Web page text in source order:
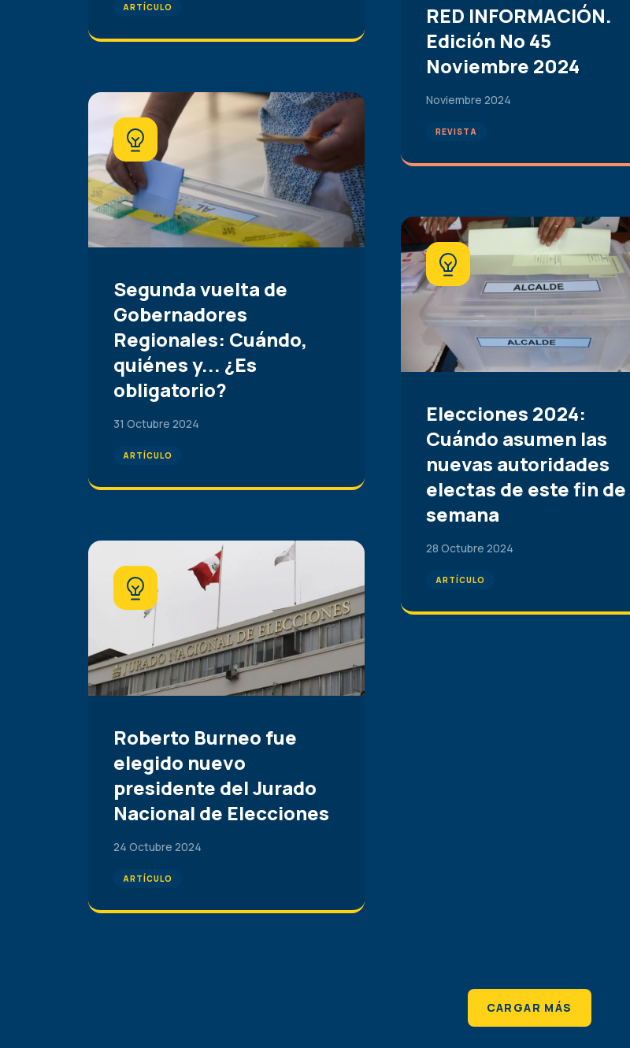
RED INFORMACIÓN.
Edición No 45
Noviembre 2024
Noviembre 2024
REVISTA
ARTÍCULO
Segunda vuelta de
Gobernadores
Regionales: Cuándo,
quiénes y... ¿Es
obligatorio?
31 Octubre 2024
ARTÍCULO
Elecciones 2024:
Cuándo asumen las
nuevas autoridades
electas de este fin de
semana
28 Octubre 2024
ARTÍCULO
Roberto Burneo fue
elegido nuevo
presidente del Jurado
Nacional de Elecciones
24 Octubre 2024
ARTÍCULO
CARGAR MÁS